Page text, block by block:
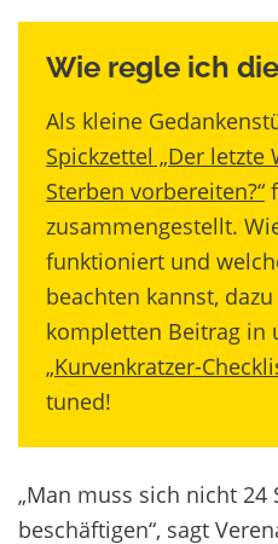
Wie regle ich
Als kleine
Spickzettel „Der letzte
Sterben vorbereiten?“
zusammengestellt.
funktioniert und
beachten kannst,
kompletten Beitrag in
„Kurvenkratzer-
tuned!
„Man muss sich nicht
beschäftigen“, sagt